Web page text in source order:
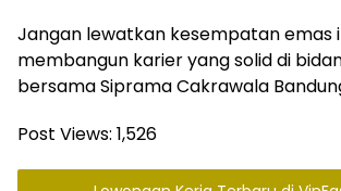
Jangan lewatkan kesempatan emas
membangun karier yang solid di
bersama Siprama Cakrawala
Post Views: 1,526